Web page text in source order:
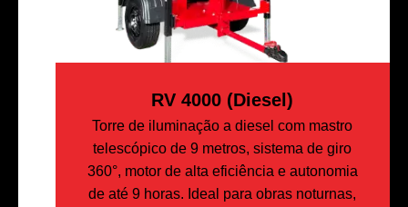
RV 4000 (diesel)
Torre de iluminação a diesel com mastro
telescópico de 9 metros, sistema de giro
360°, motor de alta eficiência e autonomia
de até 9 horas. Ideal para obras noturnas,